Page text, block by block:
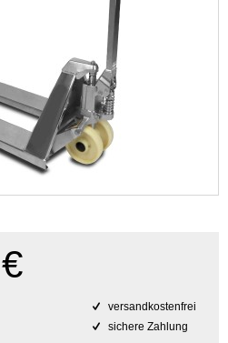
versandkostenfrei
sichere Zahlung